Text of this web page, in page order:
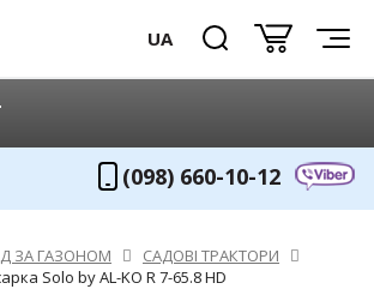
UA
(098) 660-10-12
ЗА ГАЗОНОМ
САДОВІ ТРАКТОРИ
Solo by AL-KO R 7-65.8 HD